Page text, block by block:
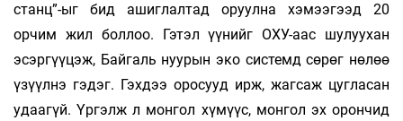
станц”-ыг бид ашиглалтад оруулна хэмээгээд 20
орчим жил боллоо. Гэтэл үүнийг ОХУ-аас шулуухан
эсэргүүцэж, Байгаль нуурын эко системд сөрөг нөлөө
үзүүлнэ гэдэг. Гэхдээ оросууд ирж, жагсаж цугласан
удаагүй. Үргэлж л монгол хүмүүс, монгол эх орончид